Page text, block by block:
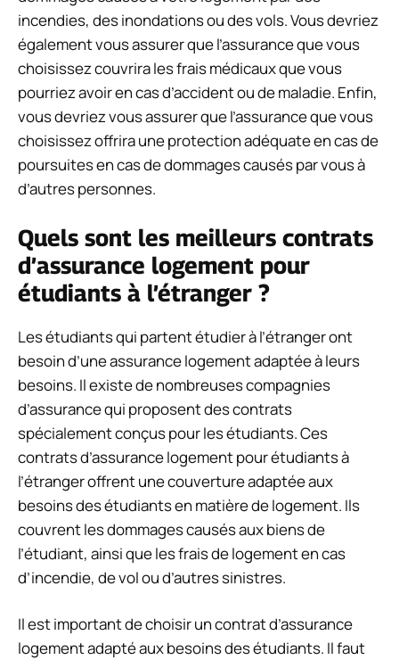
incendies, des inondations ou des vols. Vous devriez
également vous assurer que l’assurance que vous
choisissez couvrira les frais médicaux que vous
pourriez avoir en cas d’accident ou de maladie. Enfin,
vous devriez vous assurer que l’assurance que vous
choisissez offrira une protection adéquate en cas de
poursuites en cas de dommages causés par vous à
d’autres personnes.
Quels sont les meilleurs contrats
d’assurance logement pour
étudiants à l’étranger ?
Les étudiants qui partent étudier à l’étranger ont
besoin d’une assurance logement adaptée à leurs
besoins. Il existe de nombreuses compagnies
d’assurance qui proposent des contrats
spécialement conçus pour les étudiants. Ces
contrats d’assurance logement pour étudiants à
l’étranger offrent une couverture adaptée aux
besoins des étudiants en matière de logement. Ils
couvrent les dommages causés aux biens de
l’étudiant, ainsi que les frais de logement en cas
d’incendie, de vol ou d’autres sinistres.
Il est important de choisir un contrat d’assurance
logement adapté aux besoins des étudiants. Il faut